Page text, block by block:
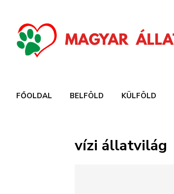
FŐOLDAL BELFÖLD KÜLFÖLD
vízi állatvilág